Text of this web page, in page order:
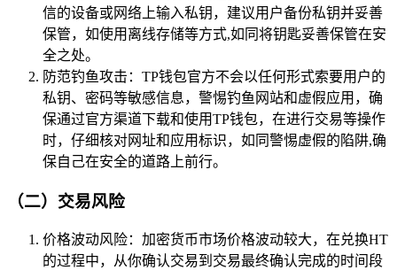
信的设备或网络上输入私钥，建议用户备份私钥并妥善
保管，如使用离线存储等方式,如同将钥匙妥善保管在安
全之处。
防范钓鱼攻击：TP钱包官方不会以任何形式索要用户的
私钥、密码等敏感信息，警惕钓鱼网站和虚假应用，确
保通过官方渠道下载和使用TP钱包，在进行交易等操作
时，仔细核对网址和应用标识，如同警惕虚假的陷阱,确
保自己在安全的道路上前行。
（二）交易风险
价格波动风险：加密货币市场价格波动较大，在兑换HT
的过程中，从你确认交易到交易最终确认完成的时间段